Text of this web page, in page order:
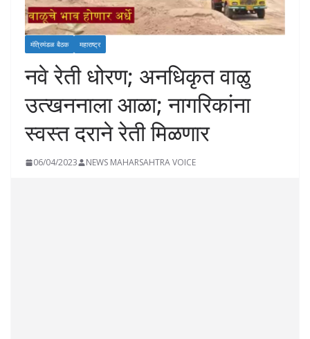
मंत्रिमंडळ बैठक महाराष्ट्र
नवे रेती धोरण; अनधिकृत वाळु
उत्खननाला आळा; नागरिकांना
स्वस्त दराने रेती मिळणार
06/04/2023 NEWS MAHARSAHTRA VOICE